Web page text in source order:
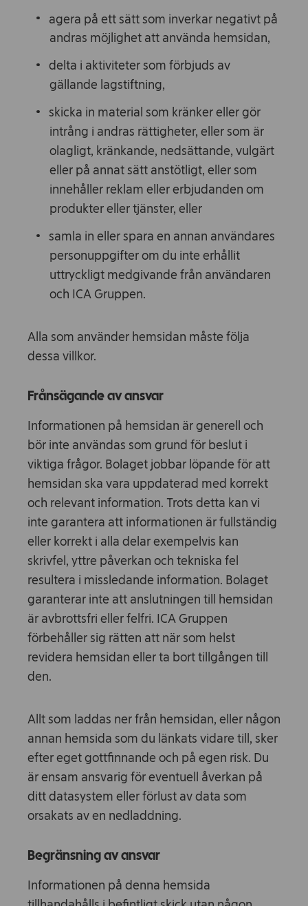
agera på ett sätt som inverkar negativt på
andras möjlighet att använda hemsidan,
delta i aktiviteter som förbjuds av
gällande lagstiftning,
skicka in material som kränker eller gör
intrång i andras rättigheter, eller som är
olagligt, kränkande, nedsättande, vulgärt
eller på annat sätt anstötligt, eller som
innehåller reklam eller erbjudanden om
produkter eller tjänster, eller
samla in eller spara en annan användares
personuppgifter om du inte erhållit
uttryckligt medgivande från användaren
och ICA Gruppen.
Alla som använder hemsidan måste följa
dessa villkor.
Frånsägande av ansvar
Informationen på hemsidan är generell och
bör inte användas som grund för beslut i
viktiga frågor. Bolaget jobbar löpande för att
hemsidan ska vara uppdaterad med korrekt
och relevant information. Trots detta kan vi
inte garantera att informationen är fullständig
eller korrekt i alla delar exempelvis kan
skrivfel, yttre påverkan och tekniska fel
resultera i missledande information. Bolaget
garanterar inte att anslutningen till hemsidan
är avbrottsfri eller felfri. ICA Gruppen
förbehåller sig rätten att när som helst
revidera hemsidan eller ta bort tillgången till
den.
Allt som laddas ner från hemsidan, eller någon
annan hemsida som du länkats vidare till, sker
efter eget gottfinnande och på egen risk. Du
är ensam ansvarig för eventuell åverkan på
ditt datasystem eller förlust av data som
orsakats av en nedladdning.
Begränsning av ansvar
Informationen på denna hemsida